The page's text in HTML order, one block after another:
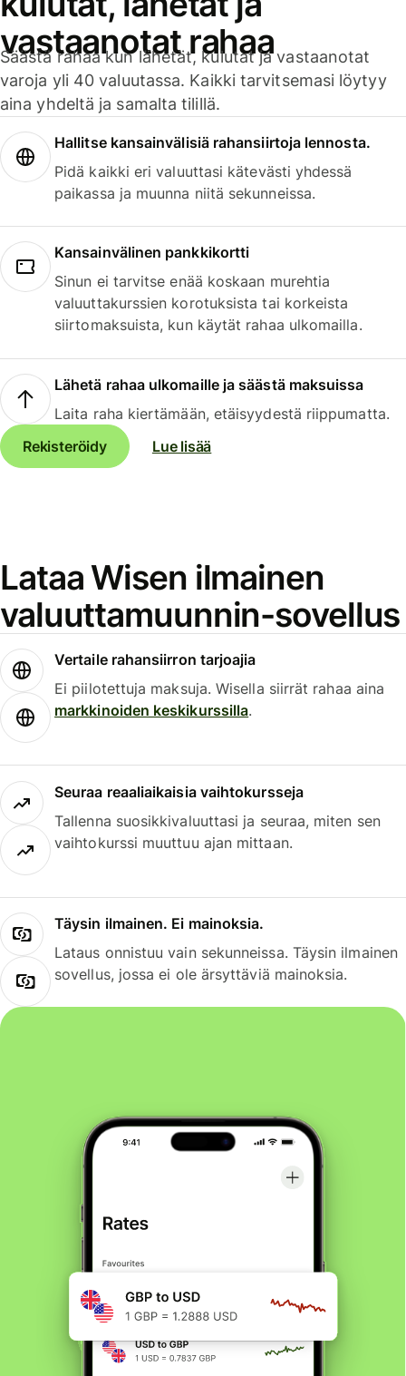
vastaanotat rahaa
Säästä rahaa kun lähetät, kulutat ja vastaanotat
varoja yli 40 valuutassa. Kaikki tarvitsemasi löytyy
aina yhdeltä ja samalta tilillä.
Hallitse kansainvälisiä rahansiirtoja lennosta.
Pidä kaikki eri valuuttasi kätevästi yhdessä
paikassa ja muunna niitä sekunneissa.
Kansainvälinen pankkikortti
Sinun ei tarvitse enää koskaan murehtia
valuuttakurssien korotuksista tai korkeista
siirtomaksuista, kun käytät rahaa ulkomailla.
Lähetä rahaa ulkomaille ja säästä maksuissa
Laita raha kiertämään, etäisyydestä riippumatta.
Rekisteröidy
Lue lisää
Lataa Wisen ilmainen
valuuttamuunnin-sovellus
Vertaile rahansiirron tarjoajia
Ei piilotettuja maksuja. Wisella siirrät rahaa aina
markkinoiden keskikurssilla.
Seuraa reaaliaikaisia vaihtokursseja
Tallenna suosikkivaluuttasi ja seuraa, miten sen
vaihtokurssi muuttuu ajan mittaan.
Täysin ilmainen. Ei mainoksia.
Lataus onnistuu vain sekunneissa. Täysin ilmainen
sovellus, jossa ei ole ärsyttäviä mainoksia.